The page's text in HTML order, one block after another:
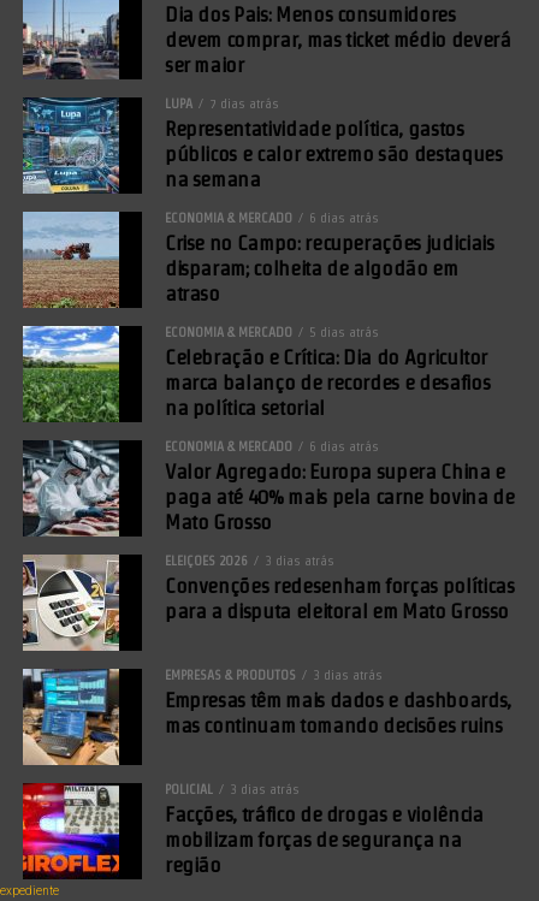
Dia dos Pais: Menos consumidores
devem comprar, mas ticket médio deverá
ser maior
LUPA 7 dias atrás
Representatividade política, gastos
públicos e calor extremo são destaques
na semana
ECONOMIA & MERCADO 6 dias atrás
Crise no Campo: recuperações judiciais
disparam; colheita de algodão em
atraso
ECONOMIA & MERCADO 5 dias atrás
Celebração e Crítica: Dia do Agricultor
marca balanço de recordes e desafios
na política setorial
ECONOMIA & MERCADO 6 dias atrás
Valor Agregado: Europa supera China e
paga até 40% mais pela carne bovina de
Mato Grosso
ELEIÇÕES 2026 3 dias atrás
Convenções redesenham forças políticas
para a disputa eleitoral em Mato Grosso
EMPRESAS & PRODUTOS 3 dias atrás
Empresas têm mais dados e dashboards,
mas continuam tomando decisões ruins
POLICIAL 3 dias atrás
Facções, tráfico de drogas e violência
mobilizam forças de segurança na
região
expediente